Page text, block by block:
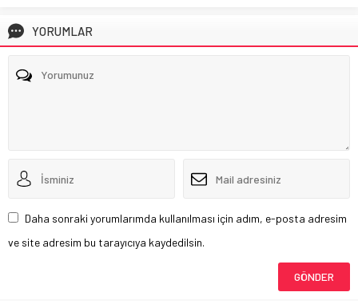
YORUMLAR
Daha sonraki yorumlarımda kullanılması için adım, e-posta adresim
ve site adresim bu tarayıcıya kaydedilsin.